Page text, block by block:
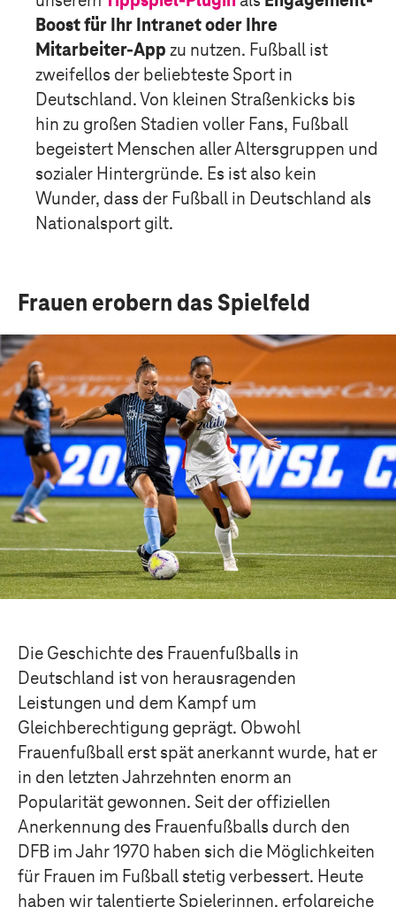
Boost für Ihr Intranet oder Ihre
Mitarbeiter-Appzu nutzen. Fußball ist
zweifellos der beliebteste Sport in
Deutschland. Von kleinen Straßenkicks bis
hin zu großen Stadien voller Fans, Fußball
begeistert Menschen aller Altersgruppen und
sozialer Hintergründe. Es ist also kein
Wunder, dass der Fußball in Deutschland als
Nationalsport gilt.
Frauen erobern das Spielfeld
Die Geschichte des Frauenfußballs in
Deutschland ist von herausragenden
Leistungen und dem Kampf um
Gleichberechtigung geprägt. Obwohl
Frauenfußball erst spät anerkannt wurde, hat er
in den letzten Jahrzehnten enorm an
Popularität gewonnen. Seit der offiziellen
Anerkennung des Frauenfußballs durch den
DFB im Jahr 1970 haben sich die Möglichkeiten
für Frauen im Fußball stetig verbessert. Heute
haben wir talentierte Spielerinnen, erfolgreiche